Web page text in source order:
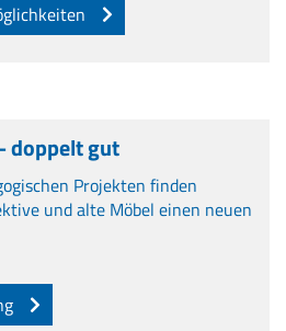
doppelt gut
Projekten finden
und alte Möbel einen neuen